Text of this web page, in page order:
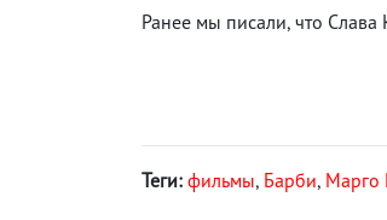
Ранее мы писали, что Слава
Теги: фильмы, Барби, Марго